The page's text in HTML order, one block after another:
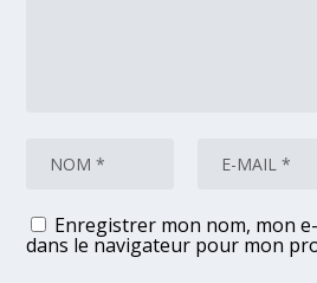
Enregistrer mon nom, mon
dans le navigateur pour mon